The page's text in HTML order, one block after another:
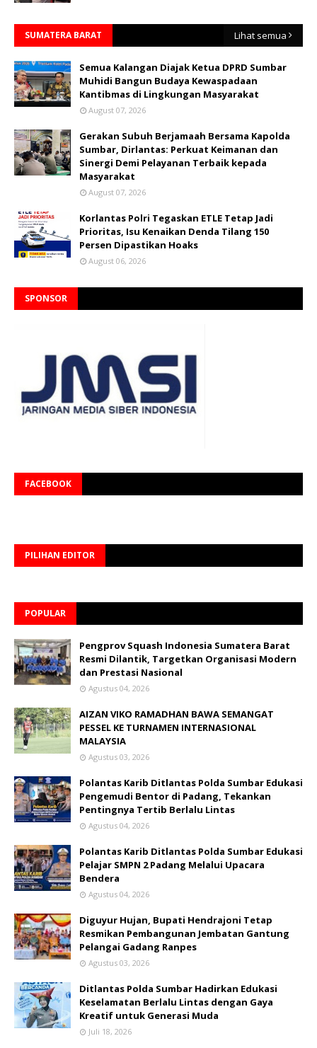
SUMATERA BARAT Lihat semua
Semua Kalangan Diajak Ketua DPRD Sumbar
Muhidi Bangun Budaya Kewaspadaan
Kantibmas di Lingkungan Masyarakat
August 07, 2026
Gerakan Subuh Berjamaah Bersama Kapolda
Sumbar, Dirlantas: Perkuat Keimanan dan
Sinergi Demi Pelayanan Terbaik kepada
Masyarakat
August 07, 2026
Korlantas Polri Tegaskan ETLE Tetap Jadi
Prioritas, Isu Kenaikan Denda Tilang 150
Persen Dipastikan Hoaks
August 06, 2026
SPONSOR
FACEBOOK
PILIHAN EDITOR
POPULAR
Pengprov Squash Indonesia Sumatera Barat
Resmi Dilantik, Targetkan Organisasi Modern
dan Prestasi Nasional
Agustus 04, 2026
AIZAN VIKO RAMADHAN BAWA SEMANGAT
PESSEL KE TURNAMEN INTERNASIONAL
MALAYSIA
Agustus 03, 2026
Polantas Karib Ditlantas Polda Sumbar Edukasi
Pengemudi Bentor di Padang, Tekankan
Pentingnya Tertib Berlalu Lintas
Agustus 04, 2026
Polantas Karib Ditlantas Polda Sumbar Edukasi
Pelajar SMPN 2 Padang Melalui Upacara
Bendera
Agustus 04, 2026
Diguyur Hujan, Bupati Hendrajoni Tetap
Resmikan Pembangunan Jembatan Gantung
Pelangai Gadang Ranpes
Agustus 03, 2026
Ditlantas Polda Sumbar Hadirkan Edukasi
Keselamatan Berlalu Lintas dengan Gaya
Kreatif untuk Generasi Muda
Juli 18, 2026